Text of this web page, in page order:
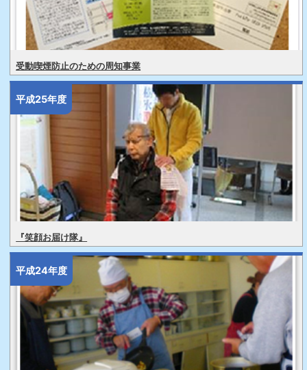
受動喫煙防止のための周知事業
平成25年度
『笑顔お届け隊』
平成24年度